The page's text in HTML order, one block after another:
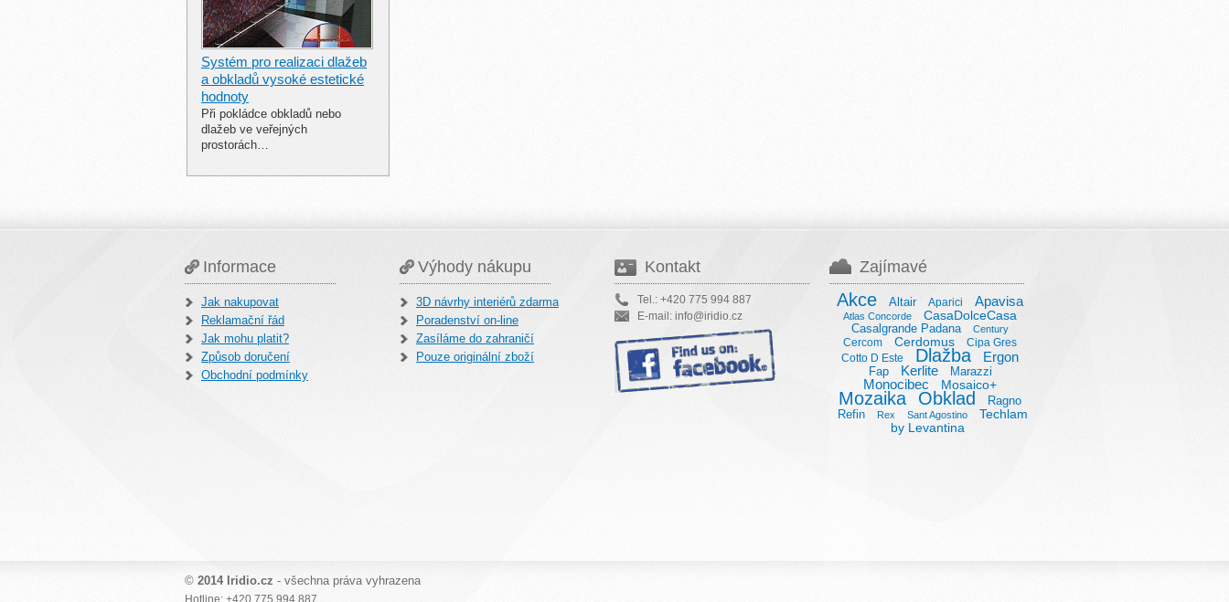
Systém pro realizaci dlažeb
a obkladů vysoké estetické
hodnoty
Při pokládce obkladů nebo
dlažeb ve veřejných
prostorách…
Informace
Jak nakupovat
Reklamační řád
Jak mohu platit?
Způsob doručení
Obchodní podmínky
Výhody nákupu
3D návrhy interiérů zdarma
Poradenství on-line
Zasíláme do zahraničí
Pouze originální zboží
Kontakt
Tel.: +420 775 994 887
E-mail: info@iridio.cz
Zajímavé
Akce Altair Aparici Apavisa
Atlas Concorde CasaDolceCasa
Casalgrande Padana Century
Cercom Cerdomus
Cipa Gres
Cotto D Este
Dlažba Ergon
Fap Kerlite Marazzi
Monocibec Mosaico+
Mozaika Obklad
Ragno
Refin
Rex Sant Agostino
Techlam
by Levantina
© 2014 Iridio.cz - všechna práva vyhrazena
Hotline: +420 775 994 887